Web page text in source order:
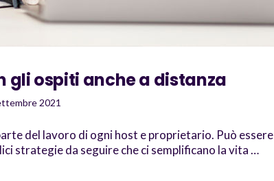
gli ospiti anche a distanza
2021
del lavoro di ogni host e proprietario. Può essere
strategie da seguire che ci semplificano la vita …